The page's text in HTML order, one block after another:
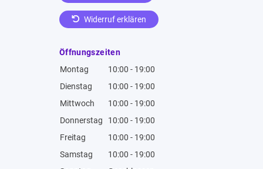
Widerruf erklären
Öffnungszeiten
Montag
10:00 - 19:00
Dienstag
10:00 - 19:00
Mittwoch
10:00 - 19:00
Donnerstag
10:00 - 19:00
Freitag
10:00 - 19:00
Samstag
10:00 - 19:00